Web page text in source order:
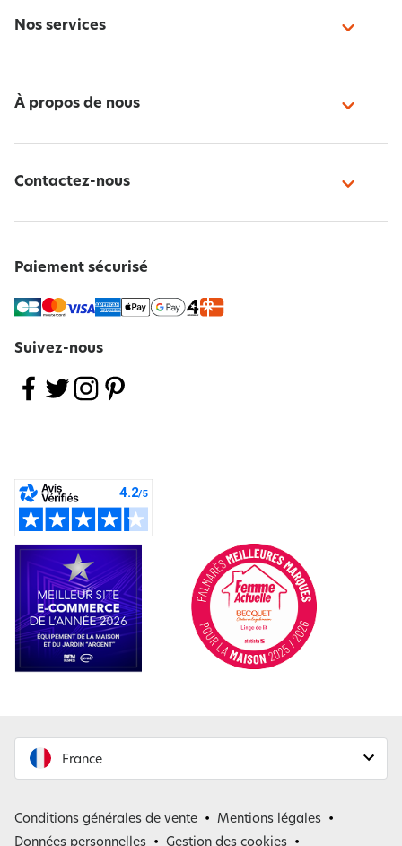
Nos services
À propos de nous
Contactez-nous
Paiement sécurisé
Suivez-nous
France
Belgique
Conditions générales de vente
Mentions légales
Données personnelles
Gestion des cookies